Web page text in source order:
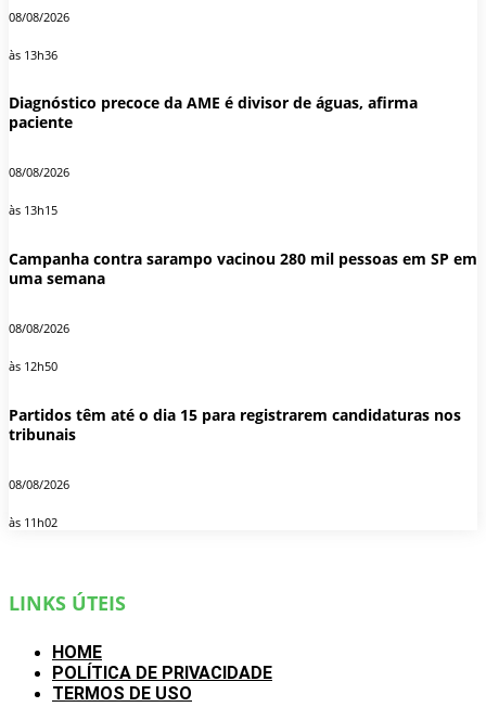
08/08/2026
às 13h36
Diagnóstico precoce da AME é divisor de águas, afirma
paciente
08/08/2026
às 13h15
Campanha contra sarampo vacinou 280 mil pessoas em SP em
uma semana
08/08/2026
às 12h50
Partidos têm até o dia 15 para registrarem candidaturas nos
tribunais
08/08/2026
às 11h02
LINKS ÚTEIS
HOME
POLÍTICA DE PRIVACIDADE
TERMOS DE USO